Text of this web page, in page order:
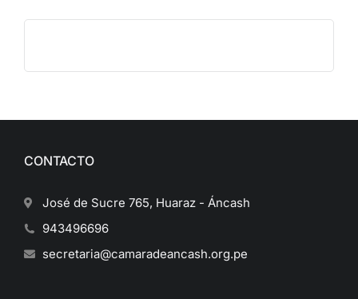
CONTACTO
José de Sucre 765, Huaraz - Áncash
943496696
secretaria@camaradeancash.org.pe